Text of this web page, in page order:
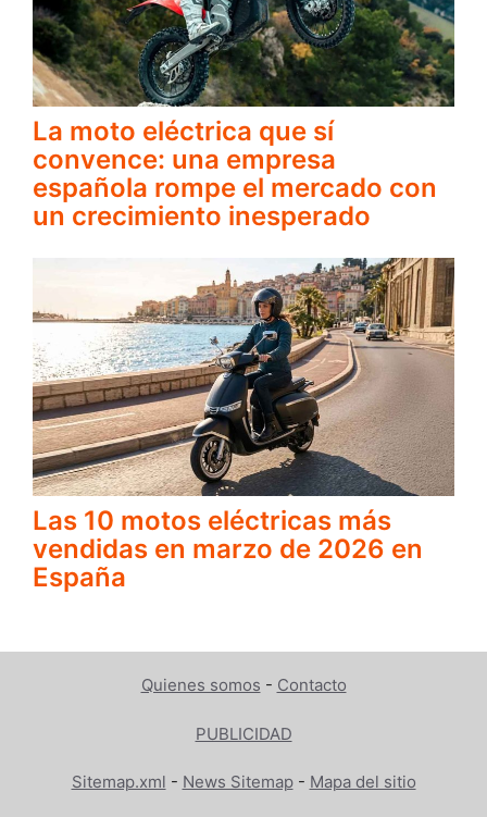
La moto eléctrica que sí
convence: una empresa
española rompe el mercado con
un crecimiento inesperado
Las 10 motos eléctricas más
vendidas en marzo de 2026 en
España
Quienes somos - Contacto
PUBLICIDAD
Sitemap.xml - News Sitemap- Mapa del sitio